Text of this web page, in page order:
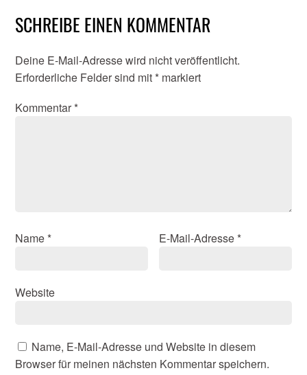
SCHREIBE EINEN KOMMENTAR
Deine E-Mail-Adresse wird nicht veröffentlicht.
Erforderliche Felder sind mit * markiert
Kommentar *
Name * E-Mail-Adresse *
Website
Name, E-Mail-Adresse und Website in diesem
Browser für meinen nächsten Kommentar speichern.